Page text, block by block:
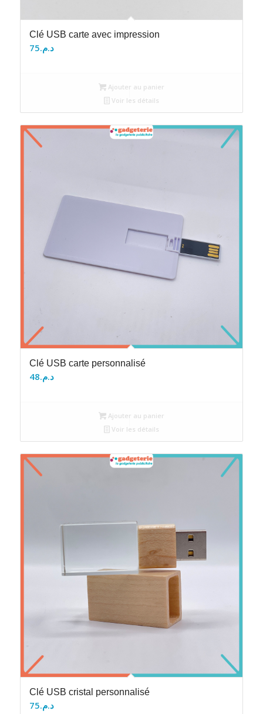
Clé USB carte avec impression
د.م.75
Ajouter au panier
Voir les détails
Clé USB carte personnalisé
د.م.48
Ajouter au panier
Voir les détails
Clé USB cristal personnalisé
د.م.75